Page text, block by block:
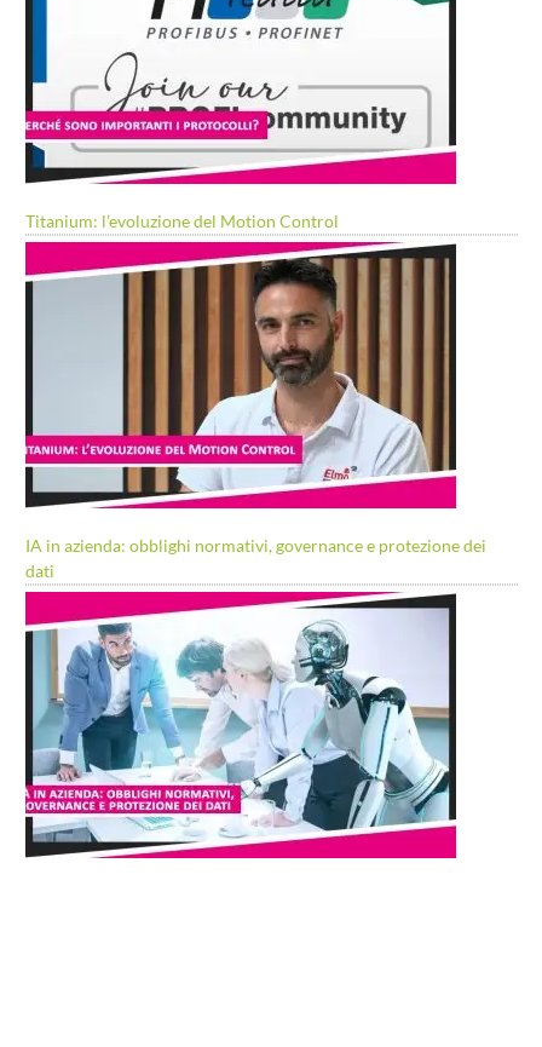
Titanium: l’evoluzione del Motion Control
IA in azienda: obblighi normativi, governance e protezione dei
dati